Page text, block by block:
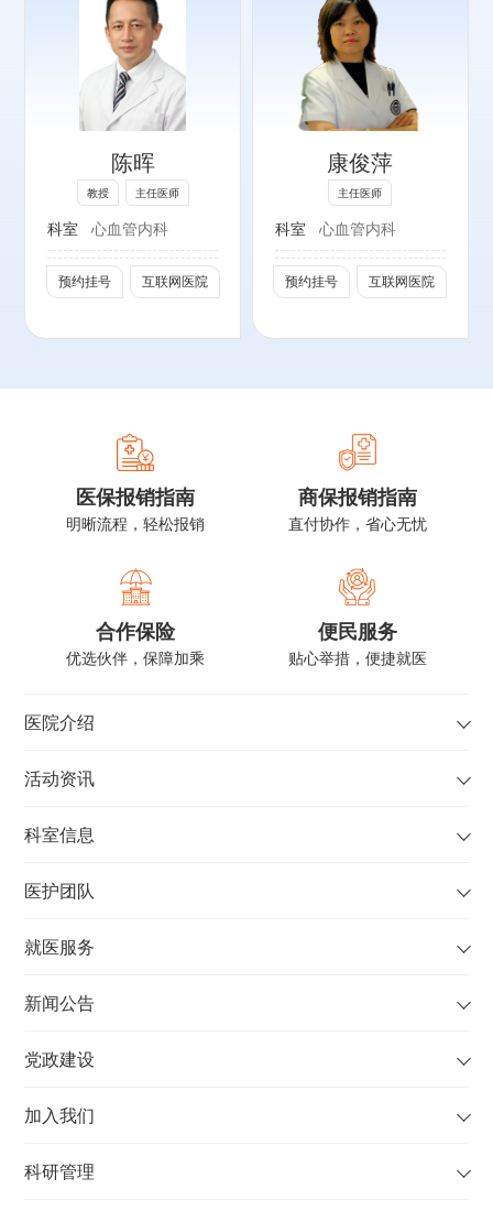
分会副主任委员
北京医师协会理事
中国药学会伦理学
研究专业委员会委
员
中国心脏学会委员
北京心脏病学会监
事长
第8、9届中华医
学会心血管病学分
会心力衰竭专家组
陈晖
教授 主任医师
科室 心血管内科
预约挂号 互联网医院
康俊萍
主任医师
科室 心血管内科
预约挂号 互联网医院
专长：
心力衰竭、心肌
病、高血压、冠心
病及复杂心脏疾病
的临床诊疗。
社会任职：
北京医师协会基层
高血压管理专业委
员会委员
事
病学分会心脏康复
学组委员
北京转化医学学会
心力衰竭专业委员
医保报销指南
明晰流程，轻松报销
商保报销指南
直付协作，省心无忧
合作保险
优选伙伴，保障加乘
便民服务
贴心举措，便捷就医
医院介绍
活动资讯
科室信息
医护团队
就医服务
新闻公告
党政建设
加入我们
科研管理